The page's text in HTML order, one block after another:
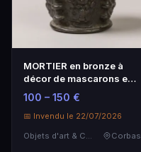
MORTIER en bronze à
décor de mascarons en
applique séparés p…
100 – 150 €
📅 Invendu le 22/07/2026
Corbas